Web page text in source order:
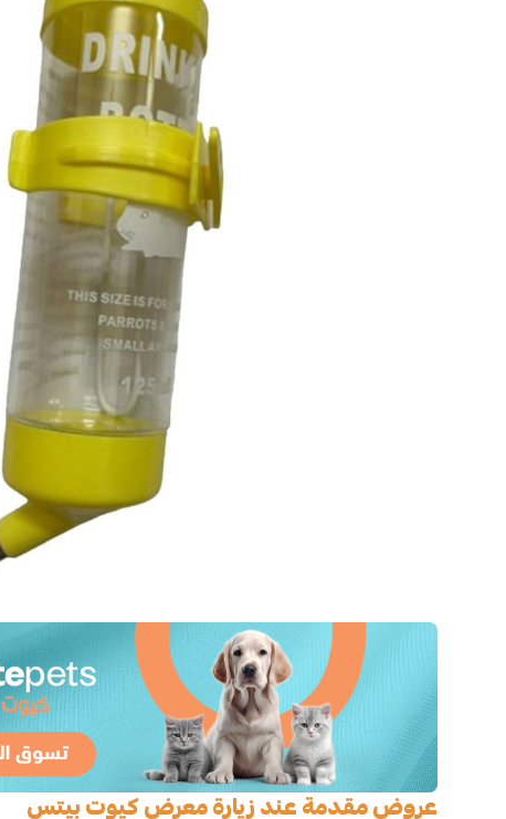
عروض مقدمة عند زيارة معرض كيوت بيتس